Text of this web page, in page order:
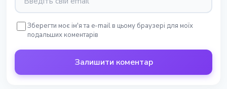
Зберегти моє ім'я та e-mail в цьому браузері для моїх
подальших коментарів
Залишити коментар